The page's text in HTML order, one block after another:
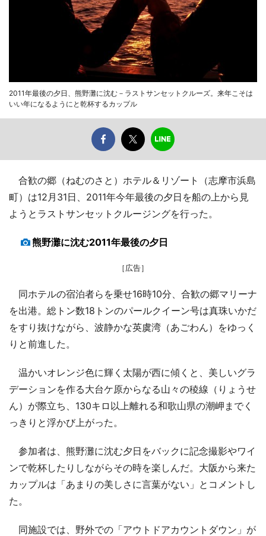
2011年最後の夕日、熊野灘に沈む－ラストサンセットクルーズ。来年こそは
いい年になるようにと乾杯するカップル
合歓の郷（ねむのさと）ホテル＆リゾート（志摩市浜島
町）は12月31日、2011年今年最後の夕日を船の上から見
ようとラストサンセットクルージングを行った。
熊野灘に沈む2011年最後の夕日
［広告］
同ホテルの宿泊者らを乗せ16時10分、合歓の郷マリーナ
を出港。総トン数18トンのパールクイーン号は真珠いかだ
をすり抜けながら、波静かな英虞湾（あごわん）をゆっく
りと前進した。
温かいオレンジ色に輝く太陽が西に傾くと、美しいグラ
デーションを作る大台ケ原からなる山々の稜線（りょうせ
ん）が際立ち、130キロ以上離れる和歌山県の潮岬までく
っきりと浮かび上がった。
参加者は、熊野灘に沈む夕日をバックに記念撮影やワイ
ンで乾杯したりしながらその時を楽しんだ。大阪から来た
カップルは「あまりの美しさに言葉がない」とコメントし
た。
同施設では、野外での「アウトドアカウントダウン」が